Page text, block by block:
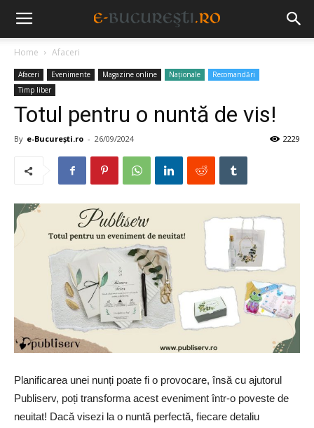
Home Afaceri
Afaceri Evenimente Magazine online Naționale
Recomandări
Timp liber
Totul pentru o nuntă de vis!
By e-București.ro - 26/09/2024 2229
Planificarea unei nunți poate fi o provocare, însă cu ajutorul
Publiserv, poți transforma acest eveniment într-o poveste de
neuitat! Dacă visezi la o nuntă perfectă, fiecare detaliu